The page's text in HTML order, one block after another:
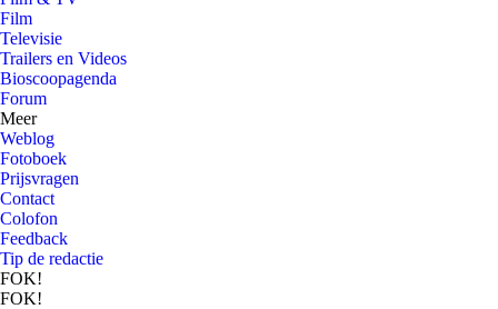
Film
Televisie
Trailers en Videos
Bioscoopagenda
Forum
Meer
Weblog
Fotoboek
Prijsvragen
Contact
Colofon
Feedback
Tip de redactie
FOK!
FOK!